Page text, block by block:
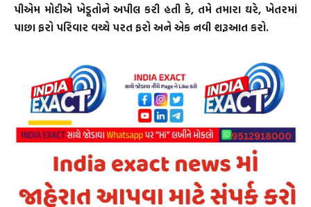
પીએમ મોદીએ ખેડૂતોને અપીલ કરી હતી કે, તમે તમારા ઘરે, ખેતરમાં
પાછા ફરો પરિવાર વચ્ચે પરત ફરો અને એક નવી શરૂઆત કરો.